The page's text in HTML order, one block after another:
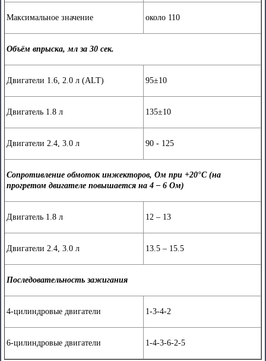
Максимальное значение около 110
Объём впрыска, мл за 30 сек.
Двигатели 1.6, 2.0 л (ALT) 95±10
Двигатель 1.8 л 135±10
Двигатели 2.4, 3.0 л 90 - 125
Сопротивление обмоток инжекторов, Ом при +20°С (на
прогретом двигателе повышается на 4 – 6 Ом)
Двигатель 1.8 л 12 – 13
Двигатели 2.4, 3.0 л 13.5 – 15.5
Последовательность зажигания
4-цилиндровые двигатели 1-3-4-2
6-цилиндровые двигатели 1-4-3-6-2-5